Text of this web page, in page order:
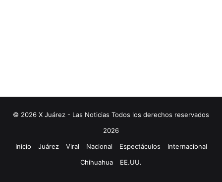
© 2026 X Juárez - Las Noticias Todos los derechos reservados
2026
Inicio
Juárez Viral Nacional Espectáculos
Internacional
Chihuahua
EE.UU.